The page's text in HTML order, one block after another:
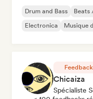
Drum and Bass Beats
Electronica
Musique
Chicaiza
Spécialiste